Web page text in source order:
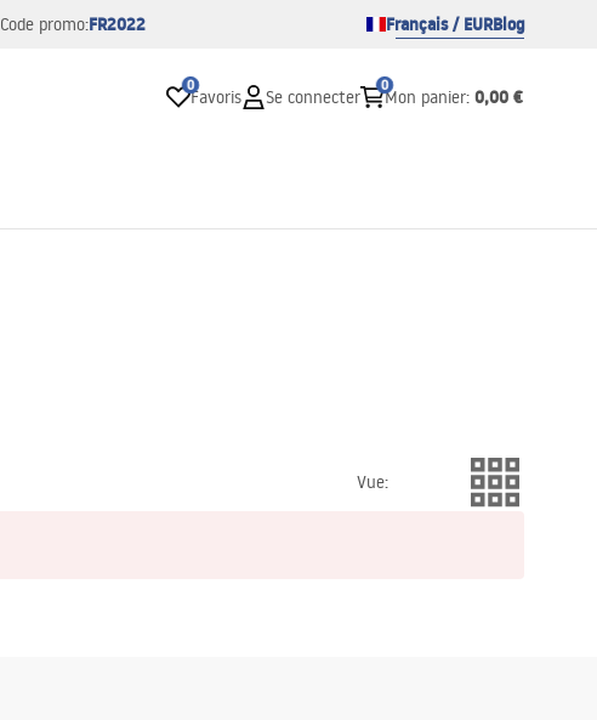
Code promo:FR2022 Français / EURBlog
0
Favoris Se connecter
0
Mon panier: 0,00 €
Vue: